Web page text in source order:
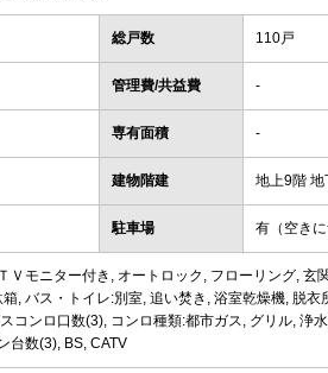
総戸数 110戸
管理費/共益費 -
専有面積 -
建物階建 地上9階 地
駐車場 有（空きに
Ｖモニター付き, オートロック, フローリング, 玄
, バス・トイレ:別室, 追い焚き, 浴室乾燥機, 脱
コンロ口数(3), コンロ種類:都市ガス, グリル, 浄
台数(3), BS, CATV